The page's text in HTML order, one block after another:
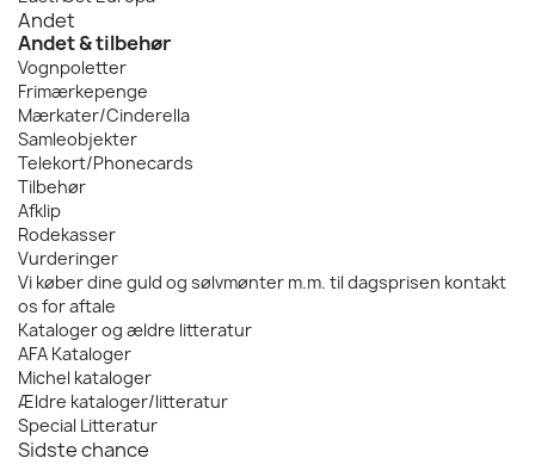
Andet
Andet & tilbehør
Vognpoletter
Frimærkepenge
Mærkater/Cinderella
Samleobjekter
Telekort/Phonecards
Tilbehør
Afklip
Rodekasser
Vurderinger
Vi køber dine guld og sølvmønter m.m. til dagsprisen kontakt
os for aftale
Kataloger og ældre litteratur
AFA Kataloger
Michel kataloger
Ældre kataloger/litteratur
Special Litteratur
Sidste chance